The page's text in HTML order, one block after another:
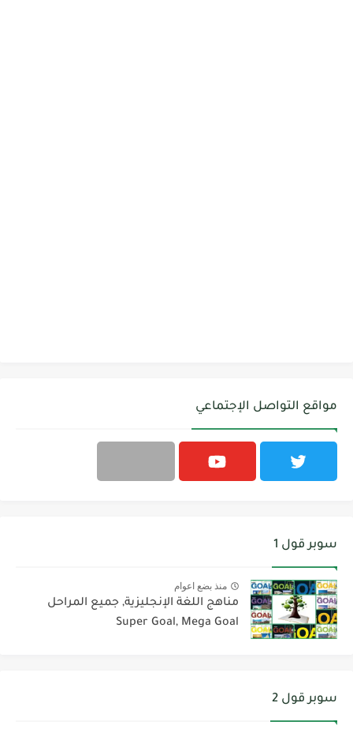
مواقع التواصل الإجتماعي
سوبر قول 1
منذ بضع اعوام
مناهج اللغة الإنجليزية, جميع المراحل
Super Goal, Mega Goal
سوبر قول 2